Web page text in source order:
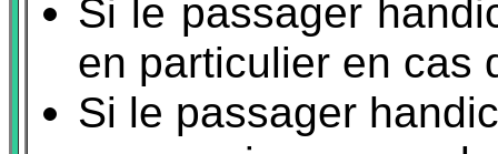
Si le passager
en particulier en cas
Si le passager